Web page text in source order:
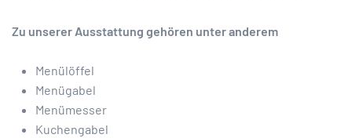
Zu unserer Ausstattung gehören unter anderem
Menülöffel
Menügabel
Menümesser
Kuchengabel